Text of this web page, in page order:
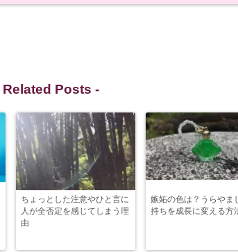
Related Posts -
ちょっとした注意やひと言に
人が全否定を感じてしまう理
由
嫉妬の色は？うらやま
持ちを成長に変える方